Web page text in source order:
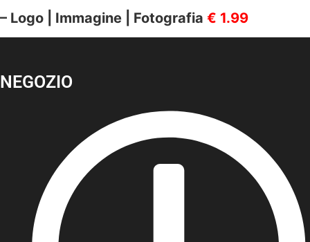
– Logo | Immagine | Fotografia € 1.99
NEGOZIO